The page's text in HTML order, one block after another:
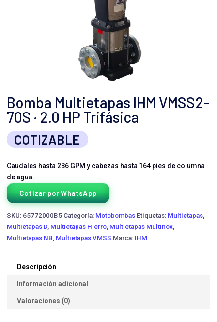
Bomba Multietapas IHM VMSS2-
70S · 2.0 HP Trifásica
COTIZABLE
Caudales hasta 286 GPM y cabezas hasta 164 pies de columna
de agua.
Cotizar por WhatsApp
SKU: 65772000B5 Categoría: Motobombas Etiquetas: Multietapas
Multietapas D Multietapas Hierro Multietapas Multinox
Multietapas NB Multietapas VMSS Marca: IHM
Descripción
Información adicional
Valoraciones (0)